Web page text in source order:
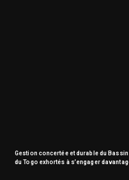
Gestion concertée et durable du
du Togo exhortés à s’engager